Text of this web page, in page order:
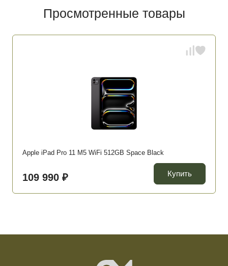
Просмотренные товары
Apple iPad Pro 11 M5 WiFi 512GB Space Black
109 990 ₽ Купить